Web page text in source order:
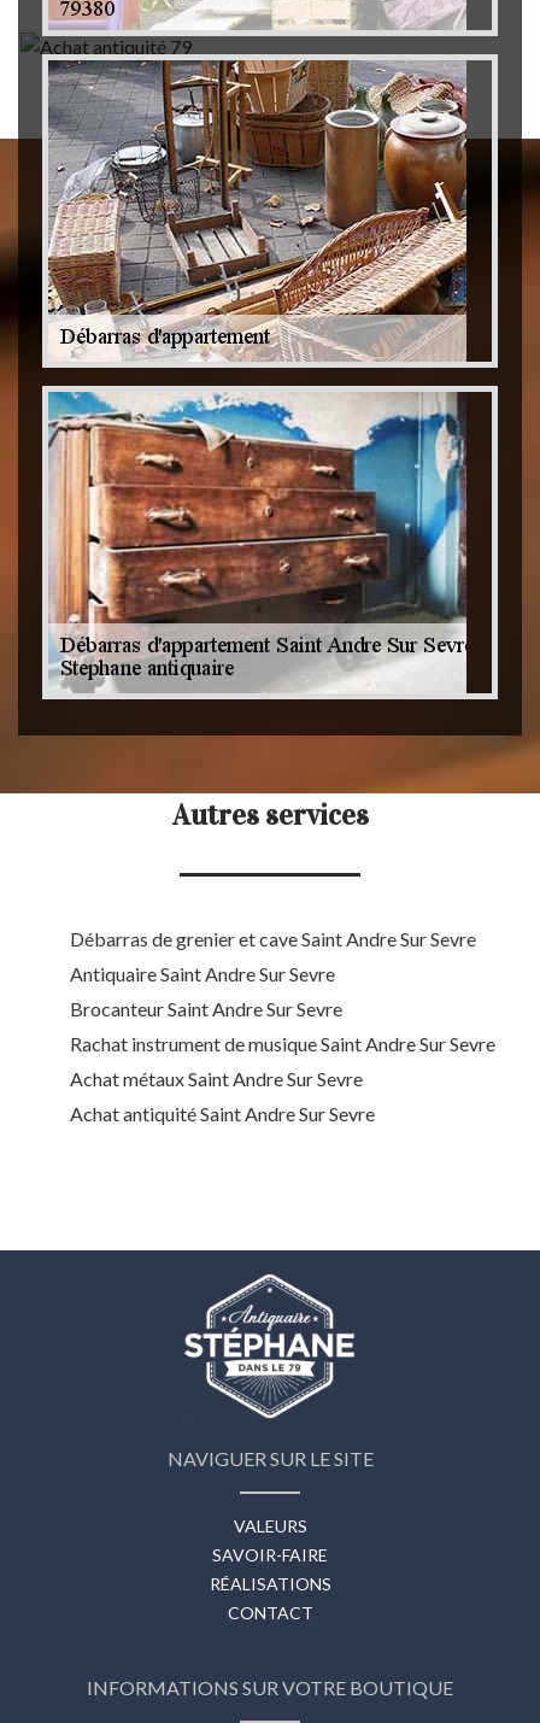
Achat antiquité 79
Autres services
Débarras de grenier et cave Saint Andre Sur Sevre
Antiquaire Saint Andre Sur Sevre
Brocanteur Saint Andre Sur Sevre
Rachat instrument de musique Saint Andre Sur Sevre
Achat métaux Saint Andre Sur Sevre
Achat antiquité Saint Andre Sur Sevre
NAVIGUER SUR LE SITE
VALEURS
SAVOIR-FAIRE
RÉALISATIONS
CONTACT
INFORMATIONS SUR VOTRE BOUTIQUE